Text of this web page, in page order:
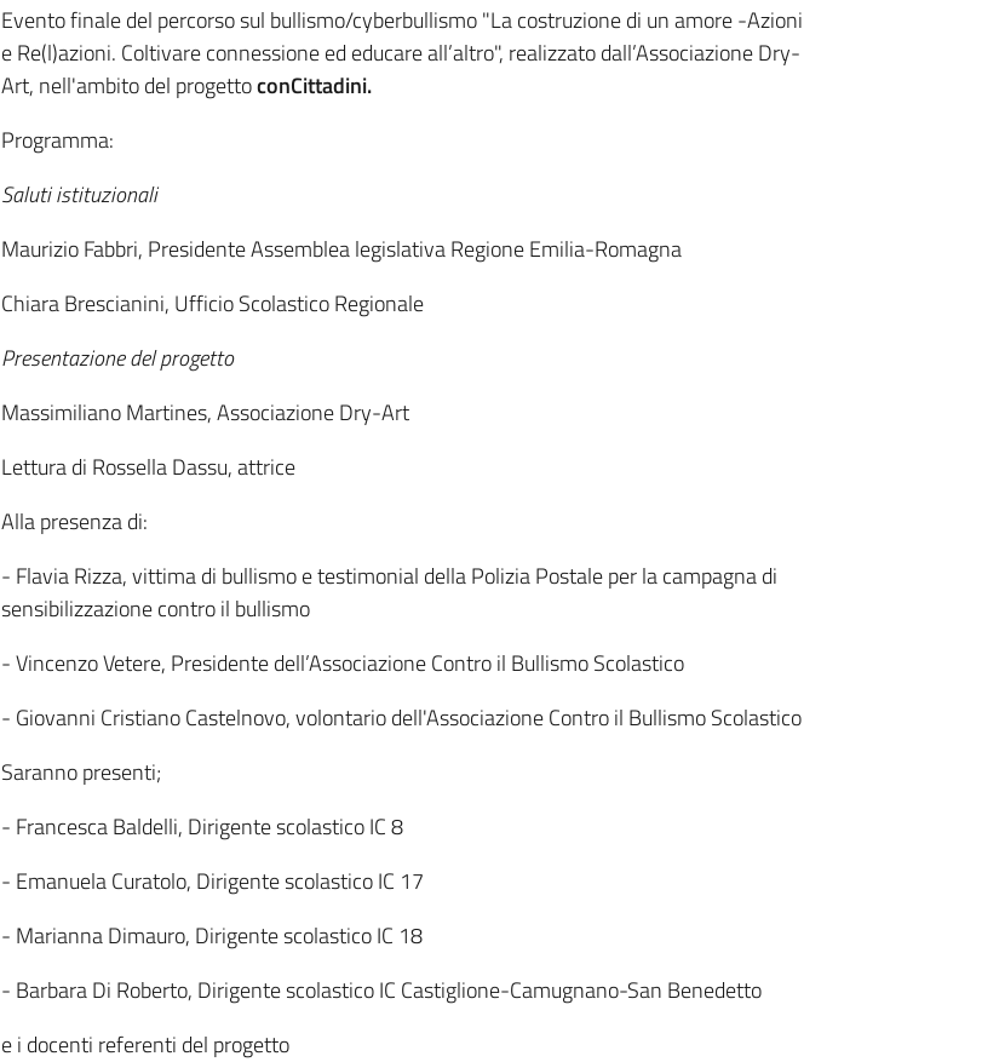
Cos'è
Evento finale del percorso sul bullismo/cyberbullismo "La costruzione di un amore -Azioni
e Re(l)azioni. Coltivare connessione ed educare all’altro", realizzato dall’Associazione Dry-
Art, nell'ambito del progettoconCittadini.
Programma:
Saluti istituzionali
Maurizio Fabbri, Presidente Assemblea legislativa Regione Emilia-Romagna
Chiara Brescianini, Ufficio Scolastico Regionale
Presentazione del progetto
Massimiliano Martines, Associazione Dry-Art
Lettura di Rossella Dassu, attrice
Alla presenza di:
- Flavia Rizza, vittima di bullismo e testimonial della Polizia Postale per la campagna di
sensibilizzazione contro il bullismo
- Vincenzo Vetere, Presidente dell’Associazione Contro il Bullismo Scolastico
- Giovanni Cristiano Castelnovo, volontario dell'Associazione Contro il Bullismo Scolastico
Saranno presenti;
- Francesca Baldelli, Dirigente scolastico IC 8
- Emanuela Curatolo, Dirigente scolastico IC 17
- Marianna Dimauro, Dirigente scolastico IC 18
- Barbara Di Roberto, Dirigente scolastico IC Castiglione-Camugnano-San Benedetto
e i docenti referenti del progetto